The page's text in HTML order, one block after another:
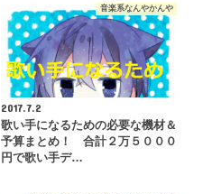
音楽系なんやかんや
2017.7.2
歌い手になるための必要な機材＆
予算まとめ！ 合計２万５０００
円で歌い手デ…